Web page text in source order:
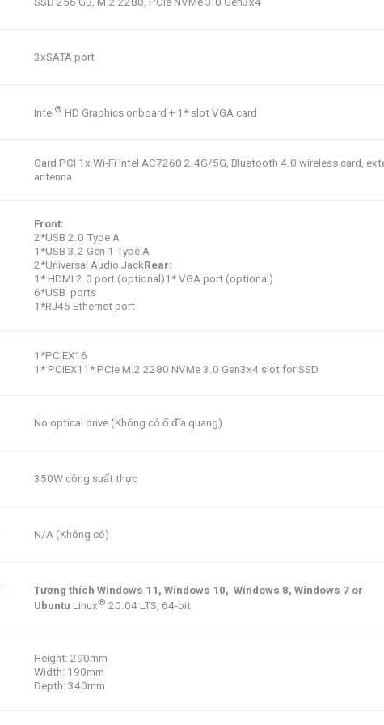
3xSATA port
Intel ® HD Graphics onboard + 1* slot VGA card
Card PCI 1x Wi-Fi Intel AC7260 2.4G/5G, Bluetooth 4.0 wireless card,
antenna.
Front:
2*USB 2.0 Type A
1*USB 3.2 Gen 1 Type A
2*Universal Audio JackRear:
1* HDMI 2.0 port (optional)1* VGA port (optional)
6*USB ports
1*RJ45 Ethernet port
1*PCIEX16
1* PCIEX11* PCIe M.2 2280 NVMe 3.0 Gen3x4 slot for SSD
No optical drive (Không có ổ đĩa quang)
350W công suất thực
N/A (Không có)
Tương thích Windows 11, Windows 10, Windows 8, Windows 7 or
Ubuntu Linux® 20.04 LTS, 64-bit
Height: 290mm
Width: 190mm
Depth: 340mm